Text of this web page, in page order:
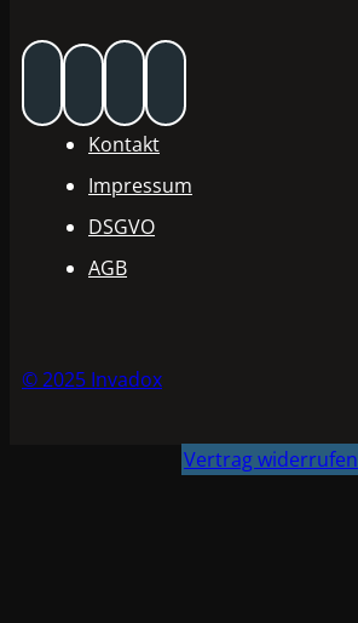
Kontakt
Impressum
DSGVO
AGB
© 2025 Invadox
Vertrag widerrufen